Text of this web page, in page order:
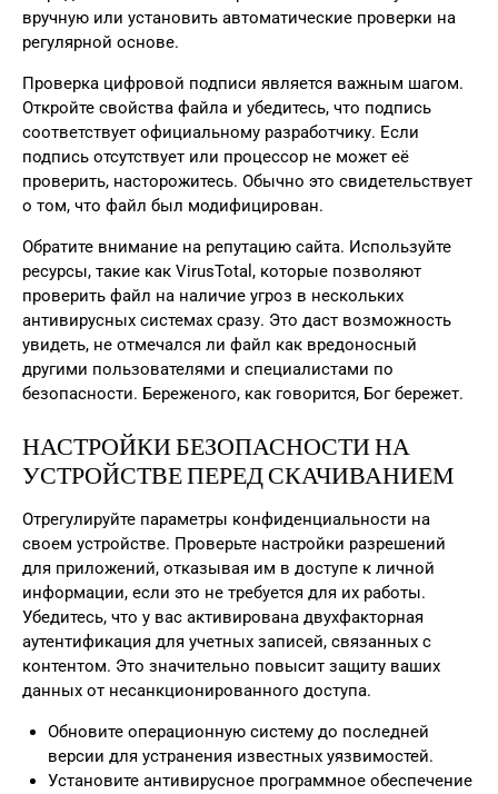
вручную или установить автоматические проверки на
регулярной основе.
Проверка цифровой подписи является важным шагом.
Откройте свойства файла и убедитесь, что подпись
соответствует официальному разработчику. Если
подпись отсутствует или процессор не может её
проверить, насторожитесь. Обычно это свидетельствует
о том, что файл был модифицирован.
Обратите внимание на репутацию сайта. Используйте
ресурсы, такие как VirusTotal, которые позволяют
проверить файл на наличие угроз в нескольких
антивирусных системах сразу. Это даст возможность
увидеть, не отмечался ли файл как вредоносный
другими пользователями и специалистами по
безопасности. Береженого, как говорится, Бог бережет.
НАСТРОЙКИ БЕЗОПАСНОСТИ НА
УСТРОЙСТВЕ ПЕРЕД СКАЧИВАНИЕМ
Отрегулируйте параметры конфиденциальности на
своем устройстве. Проверьте настройки разрешений
для приложений, отказывая им в доступе к личной
информации, если это не требуется для их работы.
Убедитесь, что у вас активирована двухфакторная
аутентификация для учетных записей, связанных с
контентом. Это значительно повысит защиту ваших
данных от несанкционированного доступа.
Обновите операционную систему до последней
версии для устранения известных уязвимостей.
Установите антивирусное программное обеспечение